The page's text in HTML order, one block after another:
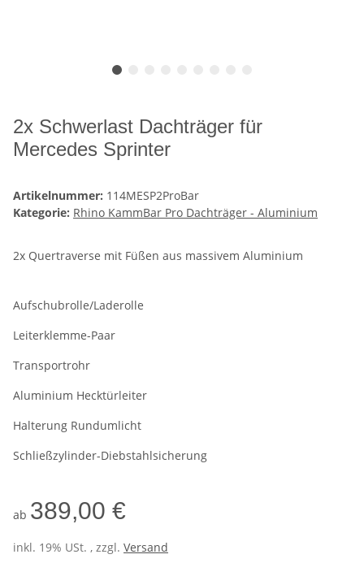
2x Schwerlast Dachträger für
Mercedes Sprinter
Artikelnummer: 114MESP2ProBar
Kategorie: Rhino KammBar Pro Dachträger - Aluminium
2x Quertraverse mit Füßen aus massivem Aluminium
Aufschubrolle/Laderolle
Leiterklemme-Paar
Transportrohr
Aluminium Hecktürleiter
Halterung Rundumlicht
Schließzylinder-Diebstahlsicherung
ab 389,00 €
inkl. 19% USt. , zzgl. Versand